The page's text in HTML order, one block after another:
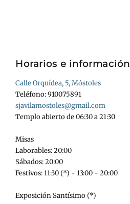
Horarios e información
Calle Orquídea, 5, Móstoles
Teléfono: 910075891
sjavilamostoles@gmail.com
Templo abierto de 06:30 a 21:30
Misas
Laborables: 20:00
Sábados: 20:00
Festivos: 11:30 (*) - 13:00 - 20:00
Exposición Santísimo (*)